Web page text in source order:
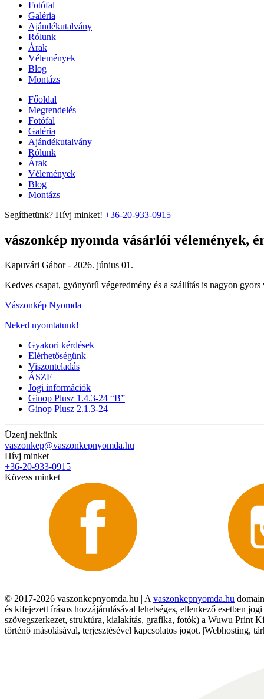
Fotófal
Galéria
Ajándékutalvány
Rólunk
Árak
Vélemények
Blog
Montázs
Főoldal
Megrendelés
Fotófal
Galéria
Ajándékutalvány
Rólunk
Árak
Vélemények
Blog
Montázs
Segíthetünk? Hívj minket! +36-20-933-0915
vászonkép nyomda vásárlói vélemények,
Kapuvári Gábor - 2026. június 01.
Kedves csapat, gyönyörű végeredmény és a szállítás is nagyon
Vászonkép Nyomda
Neked nyomtatunk!
Gyakori kérdések
Elérhetőségünk
Viszonteladás
ÁSZF
Jogi információk
Ginop Plusz 1.4.3-24 “B”
Ginop Plusz 2.1.3-24
Üzenj nekünk
vaszonkep@vaszonkepnyomda.hu
Hívj minket
+36-20-933-0915
Kövess minket
© 2017-2026 vaszonkepnyomda.hu | A vaszonkepnyomda.hu
és kifejezett írásos hozzájárulásával lehetséges, ellenkező esetben
szövegszerkezet, struktúra, kialakítás, grafika, fotók) a Wuwu Print
történő másolásával, terjesztésével kapcsolatos jogot.